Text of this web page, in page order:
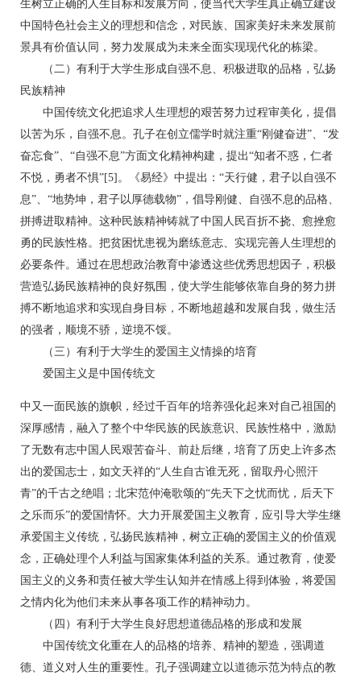
生树立正确的人生目标和发展方向，使当代大学生真正确立建设
中国特色社会主义的理想和信念，对民族、国家美好未来发展前
景具有价值认同，努力发展成为未来全面实现现代化的栋梁。
（二）有利于大学生形成自强不息、积极进取的品格，弘扬
民族精神
中国传统文化把追求人生理想的艰苦努力过程审美化，提倡
以苦为乐，自强不息。孔子在创立儒学时就注重“刚健奋进”、“发
奋忘食”、“自强不息”方面文化精神构建，提出“知者不惑，仁者
不悦，勇者不惧”[5]。《易经》中提出：“天行健，君子以自强不
息”、“地势坤，君子以厚德载物”，倡导刚健、自强不息的品格、
拼搏进取精神。这种民族精神铸就了中国人民百折不挠、愈挫愈
勇的民族性格。把贫困忧患视为磨练意志、实现完善人生理想的
必要条件。通过在思想政治教育中渗透这些优秀思想因子，积极
营造弘扬民族精神的良好氛围，使大学生能够依靠自身的努力拼
搏不断地追求和实现自身目标，不断地超越和发展自我，做生活
的强者，顺境不骄，逆境不馁。
（三）有利于大学生的爱国主义情操的培育
爱国主义是中国传统文
中又一面民族的旗帜，经过千百年的培养强化起来对自己祖国的
深厚感情，融入了整个中华民族的民族意识、民族性格中，激励
了无数有志中国人民艰苦奋斗、前赴后继，培育了历史上许多杰
出的爱国志士，如文天祥的“人生自古谁无死，留取丹心照汗
青”的千古之绝唱；北宋范仲淹歌颂的“先天下之忧而忧，后天下
之乐而乐”的爱国情怀。大力开展爱国主义教育，应引导大学生继
承爱国主义传统，弘扬民族精神，树立正确的爱国主义的价值观
念，正确处理个人利益与国家集体利益的关系。通过教育，使爱
国主义的义务和责任被大学生认知并在情感上得到体验，将爱国
之情内化为他们未来从事各项工作的精神动力。
（四）有利于大学生良好思想道德品格的形成和发展
中国传统文化重在人的品格的培养、精神的塑造，强调道
德、道义对人生的重要性。孔子强调建立以道德示范为特点的教